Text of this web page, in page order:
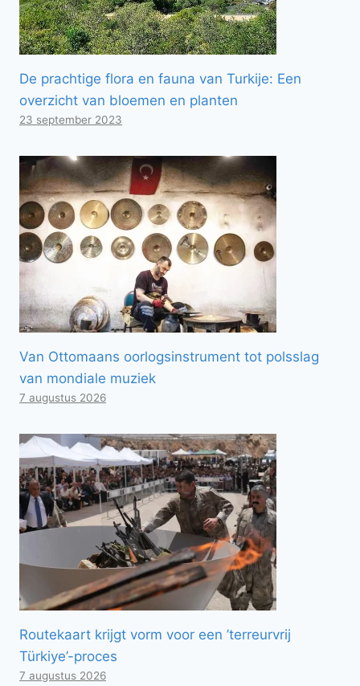
De prachtige flora en fauna van Turkije: Een
overzicht van bloemen en planten
23 september 2023
Van Ottomaans oorlogsinstrument tot polsslag
van mondiale muziek
7 augustus 2026
Routekaart krijgt vorm voor een ’terreurvrij
Türkiye’-proces
7 augustus 2026